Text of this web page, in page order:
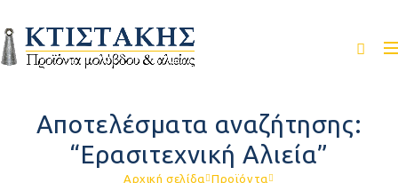
Αποτελέσματα αναζήτησης:
“Ερασιτεχνική Αλιεία”
Αρχική σελίδα Προϊόντα